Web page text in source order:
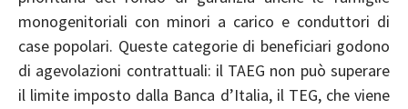
monogenitoriali con minori a carico e conduttori di
case popolari. Queste categorie di beneficiari godono
di agevolazioni contrattuali: il TAEG non può superare
il limite imposto dalla Banca d’Italia, il TEG, che viene